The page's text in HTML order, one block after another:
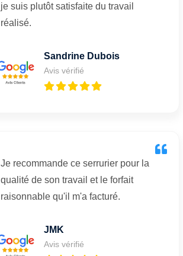
je suis plutôt satisfaite du travail
réalisé.
Sandrine Dubois
Avis vérifié
Je recommande ce serrurier pour la
qualité de son travail et le forfait
raisonnable qu'il m'a facturé.
JMK
Avis vérifié